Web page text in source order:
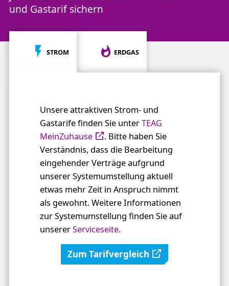
und Gastarif sichern
STROM
Unsere attraktiven Strom- und
Gastarife finden Sie unterTEAG
MeinZuhause
. Bitte haben Sie
Verständnis, dass die Bearbeitung
eingehender Verträge aufgrund
unserer Systemumstellung aktuell
etwas mehr Zeit in Anspruch nimmt
als gewohnt. Weitere Informationen
zur Systemumstellung finden Sie auf
unsererServiceseite.
Zum Tarifvergleich
ERDGAS